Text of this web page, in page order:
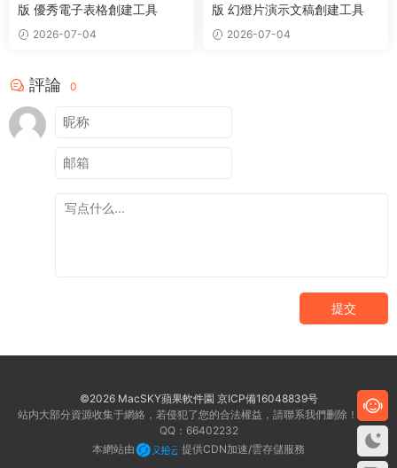
版 優秀電子表格創建工具
2026-07-04
版 幻燈片演示文稿創建工具
2026-07-04
評論 0
提交
©2026 MacSKY蘋果軟件園 京ICP備16048839号
站内大部分資源收集于網絡，若侵犯了您的合法權益，請聯系我們删除！客服
QQ：66402232
本網站由
提供CDN加速/雲存儲服務